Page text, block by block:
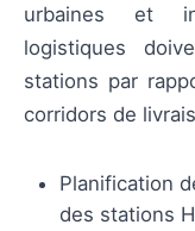
urbaines et
logistiques
stations par
corridors de
Planification
des stations